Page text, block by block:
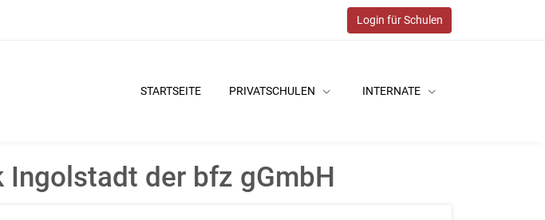
Login für Schulen
STARTSEITE PRIVATSCHULEN INTERNATE
der bfz gGmbH